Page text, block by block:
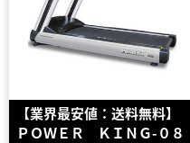
【業界最安値：送料無料】
ＰＯＷＥＲ ＫＩＮＧ-０８